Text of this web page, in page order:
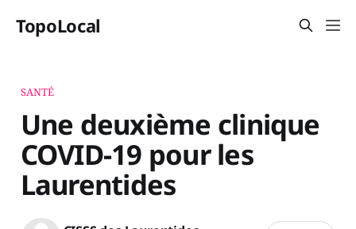
TopoLocal
SANTÉ
Une deuxième clinique
COVID-19 pour les
Laurentides